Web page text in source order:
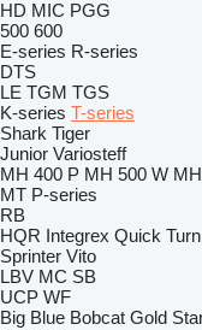
HD MIC PGG
500 600
E-series R-series
DTS
LE TGM TGS
K-series T-series
Shark Tiger
Junior Variosteff
MH 400 P MH 500 W
MT P-series
RB
HQR Integrex Quick Turn
Sprinter Vito
LBV MC SB
UCP WF
Big Blue Bobcat Gold